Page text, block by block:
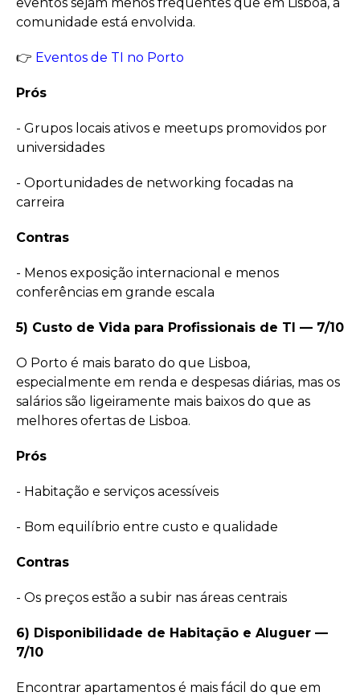
comunidade está envolvida.
👉 Eventos de TI no Porto
Prós
- Grupos locais ativos e meetups promovidos por
universidades
- Oportunidades de networking focadas na
carreira
Contras
- Menos exposição internacional e menos
conferências em grande escala
5) Custo de Vida para Profissionais de TI — 7/10
O Porto é mais barato do que Lisboa,
especialmente em renda e despesas diárias, mas os
salários são ligeiramente mais baixos do que as
melhores ofertas de Lisboa.
Prós
- Habitação e serviços acessíveis
- Bom equilíbrio entre custo e qualidade
Contras
- Os preços estão a subir nas áreas centrais
6) Disponibilidade de Habitação e Aluguer —
7/10
Encontrar apartamentos é mais fácil do que em